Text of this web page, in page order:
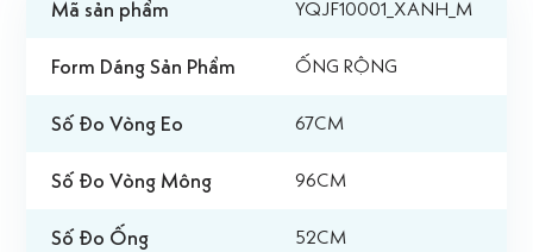
Mã sản phẩm YQJF10001_XANH_M
Form Dáng Sản Phẩm ỐNG RỘNG
Số Đo Vòng Eo 67CM
Số Đo Vòng Mông 96CM
Số Đo Ống 52CM